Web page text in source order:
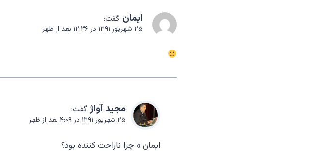
ایمان گفت:
۲۵ شهریور ۱۳۹۱ در ۱۲:۳۶ بعد از ظهر
مجيد آواژ گفت:
۲۵ شهریور ۱۳۹۱ در ۴:۰۹ بعد از ظهر
ایمان » چرا ناراحت کننده بود؟